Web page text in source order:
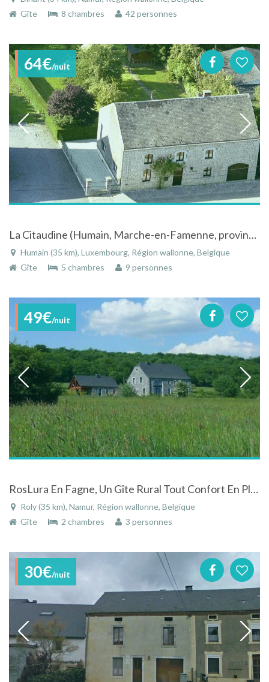
Gîte
8 chambres 42 personnes
64€/nuit
La Citaudine (Humain, Marche-en-Famenne, province luxembourg Belgique )
Humain (35 km), Luxembourg, Région wallonne, Belgique
Gîte
5 chambres 9 personnes
49€/nuit
RosLura En Fagne, Un Gîte Rural Tout Confort En Pleine Nature à Roly en Wallonie
Roly (35 km), Namur, Région wallonne, Belgique
Gîte
2 chambres 3 personnes
30€/nuit